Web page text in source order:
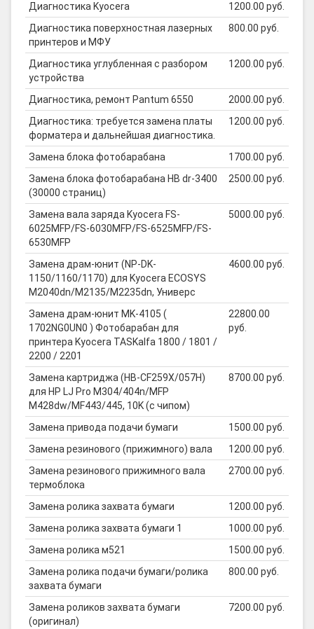
Диагностика Kyocera
1200.00 руб.
Диагностика поверхностная лазерных
принтеров и МФУ
800.00 руб.
Диагностика углубленная с разбором
устройства
1200.00 руб.
Диагностика, ремонт Pantum 6550
2000.00 руб.
Диагностика: требуется замена платы
форматера и дальнейшая диагностика.
1200.00 руб.
Замена блока фотобарабана
1700.00 руб.
Замена блока фотобарабана HB dr-3400
(30000 страниц)
2500.00 руб.
Замена вала заряда Kyocera FS-
6025MFP/FS-6030MFP/FS-6525MFP/FS-
6530MFP
5000.00 руб.
Замена драм-юнит (NP-DK-
1150/1160/1170) для Kyocera ECOSYS
M2040dn/M2135/M2235dn, Универс
4600.00 руб.
Замена драм-юнит MK-4105 (
1702NG0UN0 ) Фотобарабан для
принтера Kyocera TASKalfa 1800 / 1801 /
2200 / 2201
22800.00
руб.
Замена картриджа (HB-CF259X/057H)
для HP LJ Pro M304/404n/MFP
M428dw/MF443/445, 10K (с чипом)
8700.00 руб.
Замена привода подачи бумаги
1500.00 руб.
Замена резинового (прижимного) вала
1200.00 руб.
Замена резинового прижимного вала
термоблока
2700.00 руб.
Замена ролика захвата бумаги
1200.00 руб.
Замена ролика захвата бумаги 1
1000.00 руб.
Замена ролика м521
1500.00 руб.
Замена ролика подачи бумаги/ролика
захвата бумаги
800.00 руб.
Замена роликов захвата бумаги
(оригинал)
7200.00 руб.